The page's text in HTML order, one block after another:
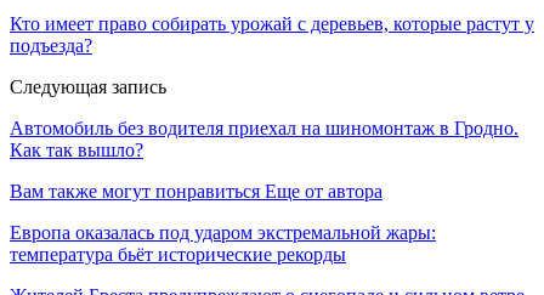
Кто имеет право собирать урожай с деревьев, которые растут у
подъезда?
Следующая запись
Автомобиль без водителя приехал на шиномонтаж в Гродно.
Как так вышло?
Вам также могут понравиться Еще от автора
Европа оказалась под ударом экстремальной жары:
температура бьёт исторические рекорды